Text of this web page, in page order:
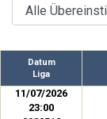
Datum
Liga
11/07/2026
23:00